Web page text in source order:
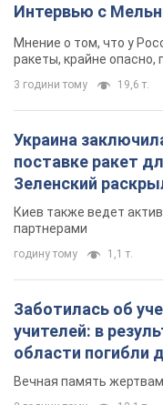
Интервью с
Мнение о том, что у
ракеты, крайне опасно,
3 години тому 19,6 т.
Украина
поставке ракет
Зеленский
Киев также ведет
партнерами
годину тому 1,1 т.
Заботилась об
учителей: в
области погибли
муж и внук
Вечная память